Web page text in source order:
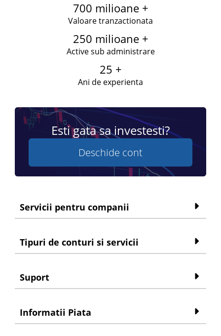
700 milioane +
Valoare tranzactionata
250 milioane +
Active sub administrare
25 +
Ani de experienta
Esti gata sa investesti?
Deschide cont
Servicii pentru companii
Tipuri de conturi si servicii
Suport
Informatii Piata